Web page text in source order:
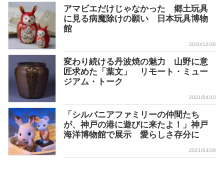
アマビエだけじゃなかった 郷土玩具
に見る病魔除けの願い 日本玩具博物
館
2020/12/26
変わり続ける丹波焼の魅力 山野に意
匠求めた「葉文」 リモート・ミュー
ジアム・トーク
2021/04/10
「シルバニアファミリーの仲間たち
が、神戸の港に遊びに来たよ！」神戸
海洋博物館で展示 愛らしさ存分に
2021/03/28